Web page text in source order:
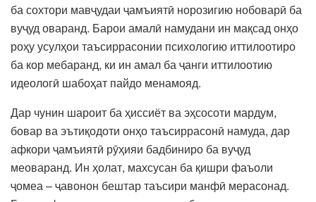
ба сохтори мавҷудаи ҷамъиятӣ норозигию нобоварӣ ба
вуҷуд оваранд. Барои амалӣ намудани ин мақсад онҳо
роҳу усулҳои таъсиррасонии психологию иттилоотиро
ба кор мебаранд, ки ин амал ба ҷанги иттилоотию
идеологӣ шабоҳат пайдо менамояд.
Дар чунин шароит ба ҳиссиёт ва эҳсосоти мардум,
бовар ва эътиқодоти онҳо таъсиррасонӣ намуда, дар
афкори ҷамъиятӣ рӯҳияи бадбиниро ба вуҷуд
меоваранд. Ин ҳолат, махсусан ба қишри фаъоли
ҷомеа – ҷавонон бештар таъсири манфӣ мерасонад.